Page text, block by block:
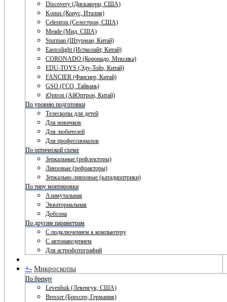
Discovery (Дискавери, США)
Konus (Конус, Италия)
Celestron (Селестрон, США)
Meade (Мид, США)
Sturman (Штурман, Китай)
Eastcolight (Истколайт, Китай)
CORONADO (Коронадо, Мексика)
EDU-TOYS (Эду-Тойз, Китай)
FANCIER (Фансиер, Китай)
GSO (ГСО, Тайвань)
iOptron (АйОптрон, Китай)
По уровню подготовки
Телескопы для детей
Для новичков
Для любителей
Для профессионалов
По оптической схеме
Зеркальные (рефлекторы)
Линзовые (рефракторы)
Зеркально-линзовые (катадиоптрики)
По типу монтировки
Азимутальная
Экваториальная
Добсона
По другим параметрам
С подключением к компьютеру
С автонаведением
Для астрофотографий
+- Микроскопы
По бренду
Levenhuk (Левенгук; США)
Bresser (Брессер; Германия)